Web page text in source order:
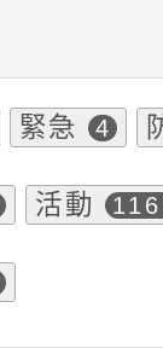
緊急 4
活動